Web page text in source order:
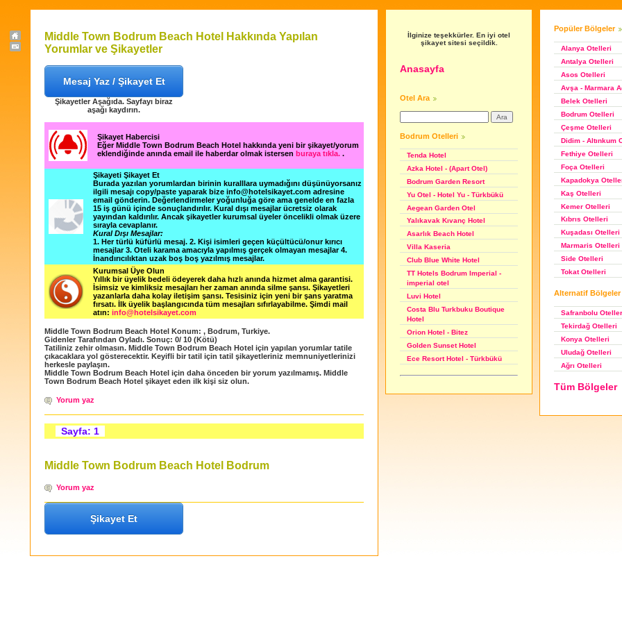
Middle Town Bodrum Beach Hotel Hakkında Yapılan
Yorumlar ve Şikayetler
Mesaj Yaz / Şikayet Et
Şikayetler Aşağıda. Sayfayı biraz
aşağı kaydırın.
Şikayet Habercisi
Eğer Middle Town Bodrum Beach Hotel hakkında yeni bir şikayet/yorum
eklendiğinde anında email ile haberdar olmak istersen buraya tıkla. .
Şikayeti Şikayet Et
Burada yazılan yorumlardan birinin kuralllara uymadığını düşünüyorsanız
ilgili mesajı copy/paste yaparak bize info@hotelsikayet.com adresine
email gönderin. Değerlendirmeler yoğunluğa göre ama genelde en fazla
15 iş günü içinde sonuçlandırılır. Kural dışı mesajlar ücretsiz olarak
yayından kaldırılır. Ancak şikayetler kurumsal üyeler öncelikli olmak üzere
sırayla cevaplanır.
Kural Dışı Mesajlar:
1. Her türlü küfürlü mesaj. 2. Kişi isimleri geçen küçültücü/onur kırıcı
mesajlar 3. Oteli karama amacıyla yapılmış gerçek olmayan mesajlar 4.
İnandırıcılıktan uzak boş boş yazılmış mesajlar.
Kurumsal Üye Olun
Yıllık bir üyelik bedeli ödeyerek daha hızlı anında hizmet alma garantisi.
İsimsiz ve kimliksiz mesajları her zaman anında silme şansı. Şikayetleri
yazanlarla daha kolay iletişim şansı. Tesisiniz için yeni bir şans yaratma
fırsatı. İlk üyelik başlangıcında tüm mesajları sıfırlayabilme. Şimdi mail
atın: info@hotelsikayet.com
Middle Town Bodrum Beach Hotel Konum: , Bodrum, Turkiye.
Gidenler Tarafından Oyladı. Sonuç: 0/ 10 (Kötü)
Tatiliniz zehir olmasın. Middle Town Bodrum Beach Hotel için yapılan yorumlar tatile
çıkacaklara yol gösterecektir. Keyifli bir tatil için tatil şikayetleriniz memnuniyetlerinizi
herkesle paylaşın.
Middle Town Bodrum Beach Hotel için daha önceden bir yorum yazılmamış. Middle
Town Bodrum Beach Hotel şikayet eden ilk kişi siz olun.
Yorum yaz
Sayfa: 1
Middle Town Bodrum Beach Hotel Bodrum
Yorum yaz
Şikayet Et
İlginize teşekkürler. En iyi otel
şikayet sitesi seçildik.
Anasayfa
Otel Ara
Bodrum Otelleri
Tenda Hotel
Azka Hotel - (Apart Otel)
Bodrum Garden Resort
Yu Otel - Hotel Yu - Türkbükü
Aegean Garden Otel
Yalıkavak Kıvanç Hotel
Asarlık Beach Hotel
Villa Kaseria
Club Blue White Hotel
TT Hotels Bodrum Imperial -
imperial otel
Luvi Hotel
Costa Blu Turkbuku Boutique
Hotel
Orion Hotel - Bitez
Golden Sunset Hotel
Ece Resort Hotel - Türkbükü
Popüler Bölgeler
Alanya Otelleri
Antalya Otelleri
Asos Otelleri
Avşa - Marmara
Belek Otelleri
Bodrum Otelleri
Çeşme Otelleri
Didim - Altınkum
Fethiye Otelleri
Foça Otelleri
Kapadokya
Kaş Otelleri
Kemer Otelleri
Kıbrıs Otelleri
Kuşadası Otelleri
Marmaris Otelleri
Side Otelleri
Tokat Otelleri
Alternatif Bölgeler
Safranbolu
Tekirdağ Otelleri
Konya Otelleri
Uludağ Otelleri
Ağrı Otelleri
Tüm Bölgeler